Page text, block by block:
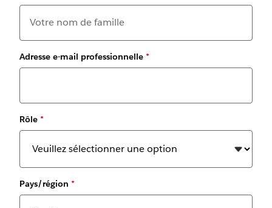
Adresse e-mail professionnelle *
Rôle *
Pays/région *